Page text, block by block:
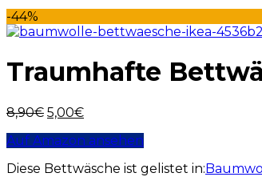
-44%
Traumhafte
8,90€ 5,00€
Auf Amazon ansehen
Diese Bettwäsche ist gelistet in: